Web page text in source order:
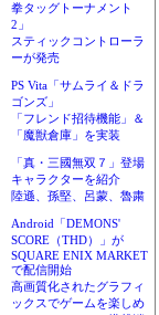
拳タッグトーナメント
2」
スティックコントローラ
ーが発売
PS Vita「サムライ＆ドラ
ゴンズ」
「フレンド招待機能」＆
「魔獣倉庫」を実装
「真・三國無双７」登場
キャラクターを紹介
陸遜、孫堅、呂蒙、魯粛
Android「DEMONS'
SCORE（THD）」が
SQUARE ENIX MARKET
で配信開始
高画質化されたグラフィ
ックスでゲームを楽しめ